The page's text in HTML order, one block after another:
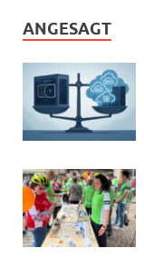
ANGESAGT